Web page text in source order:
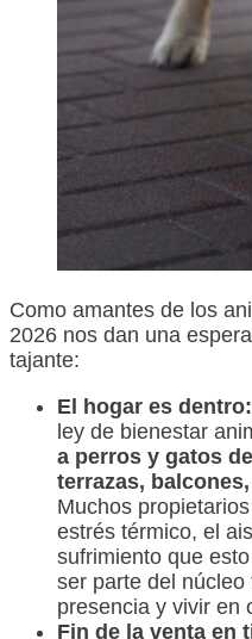
Como amantes de los
2026 nos dan una
tajante:
El hogar es dentro:
ley de bienestar
a perros y gatos
terrazas,
Muchos
estrés térmico, el
sufrimiento que
ser parte del
presencia y vivir en
Fin de la venta en